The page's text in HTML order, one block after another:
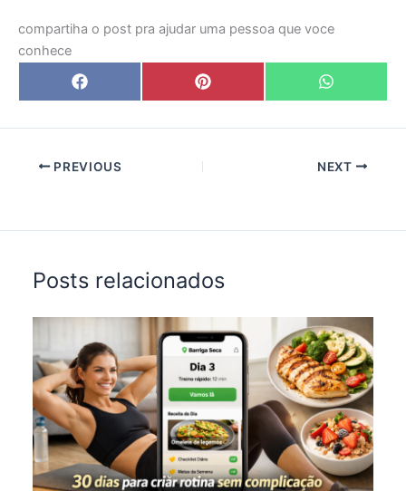
compartiha o post pra ajudar uma pessoa que voce
conhece
Share
on
F
a
e
o
k
Share
on
P
i
t
Share
on
W
h
t
p
p
PREVIOUS NEXT
Posts relacionados